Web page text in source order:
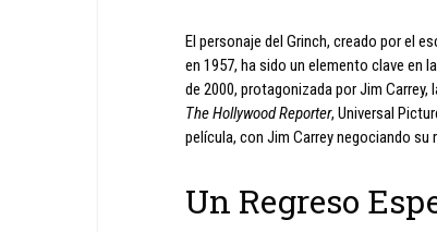
El personaje del Grinch, creado por el
en 1957, ha sido un elemento clave en
de 2000, protagonizada por Jim
The Hollywood Reporter, Universal
película, con Jim Carrey negociando su
Un Regreso